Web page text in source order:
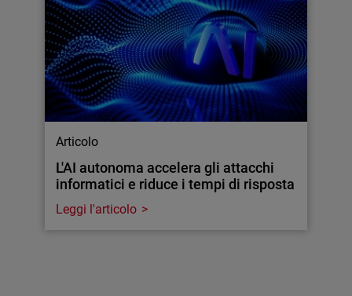
Articolo
L'AI autonoma accelera gli attacchi
informatici e riduce i tempi di risposta
Leggi l'articolo